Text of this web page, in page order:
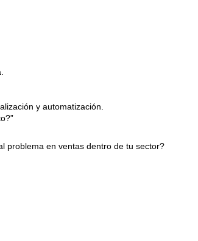
y automatización.
problema en ventas dentro de tu sector?